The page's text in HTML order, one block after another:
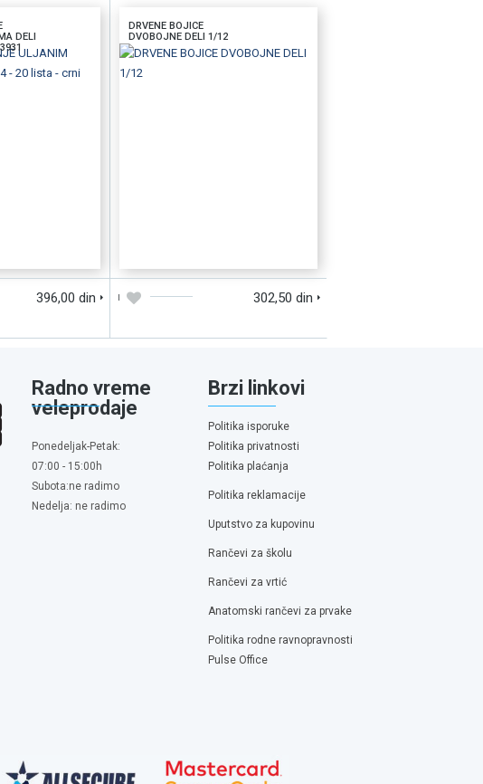
DELI
396,00 din
DRVENE BOJICE
DVOBOJNE DELI 1/12
302,50 din
Radno vreme
veleprodaje
Ponedeljak-Petak:
07:00 - 15:00h
Subota:ne radimo
Nedelja: ne radimo
Brzi linkovi
Politika isporuke
Politika privatnosti
Politika plaćanja
Politika reklamacije
Uputstvo za kupovinu
Rančevi za školu
Rančevi za vrtić
Anatomski rančevi za prvake
Politika rodne ravnopravnosti
Pulse Office